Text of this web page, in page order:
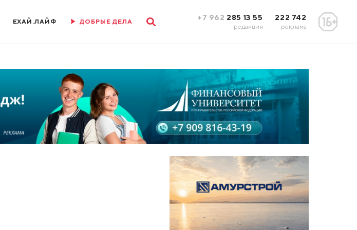
ЕХАЙ.ЛАЙФ ДОБРЫЕ ДЕЛА +7 962 285 13 55
редакция
222 742
реклама